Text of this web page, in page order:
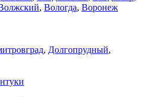
, Вологда, Воронеж
, Долгопрудный,